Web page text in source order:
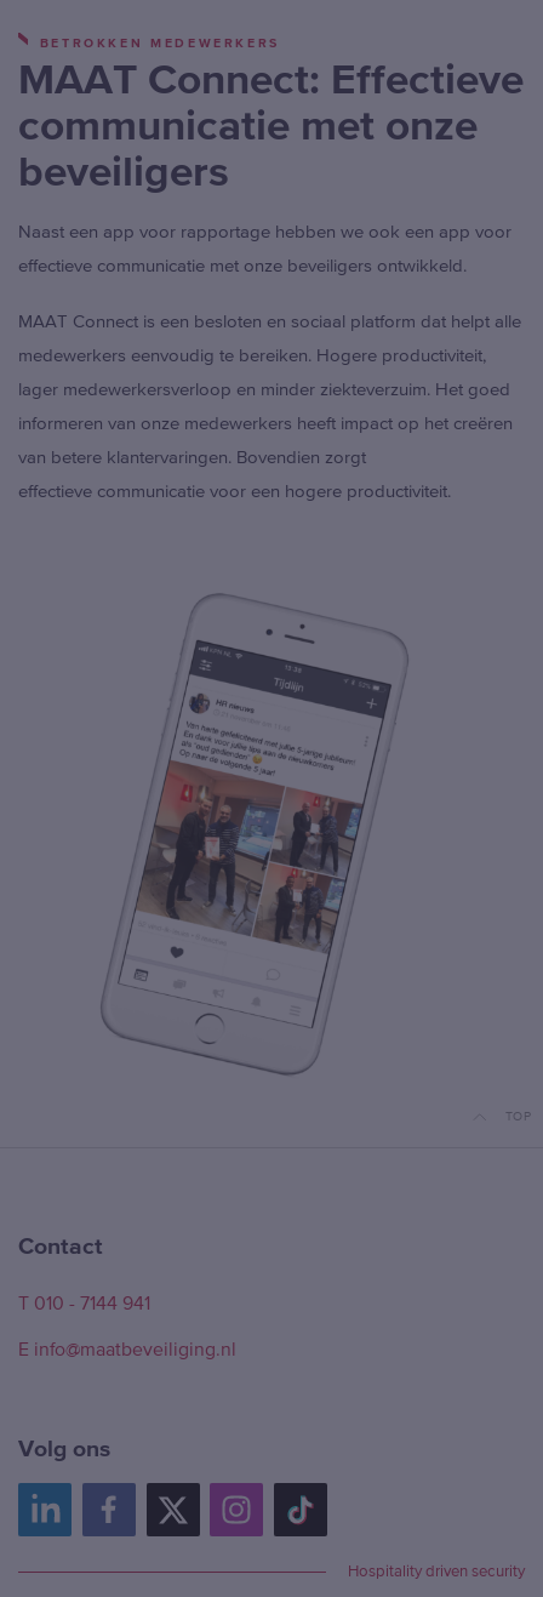
BETROKKEN MEDEWERKERS
MAAT Connect: Effectieve
communicatie met onze
beveiligers
Naast een app voor rapportage hebben we ook een app voor
effectieve communicatie met onze beveiligers ontwikkeld.
MAAT Connect is een besloten en sociaal platform dat helpt alle
medewerkers eenvoudig te bereiken. Hogere productiviteit,
lager medewerkersverloop en minder ziekteverzuim. Het goed
informeren van onze medewerkers heeft impact op het creëren
van betere klantervaringen. Bovendien zorgt
effectieve communicatie voor een hogere productiviteit.
TOP
Contact
T 010 - 7144 941
E info@maatbeveiliging.nl
Volg ons
Hospitality driven security